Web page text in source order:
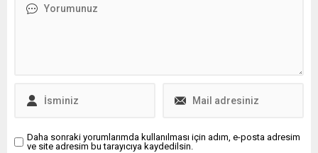
gemisavar seyir füzesini
saldırıların ardından karşılık
Daha sonraki yorumlarımda kullanılması için adım, e-posta adresim
ve site adresim bu tarayıcıya kaydedilsin.